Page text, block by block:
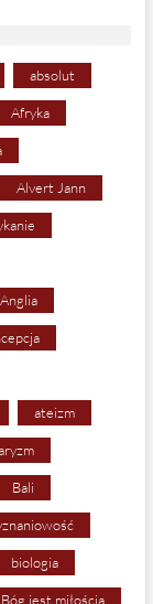
absolut
Afryka
Alvert Jann
Anglia
ateizm
Bali
biologia
Bóg jest miłością